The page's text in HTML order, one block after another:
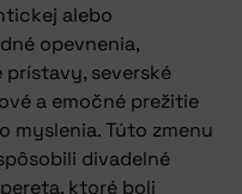
alebo
opevnenia,
severské
a emočné prežitie
myslenia. Túto zmenu
divadelné
ktoré boli